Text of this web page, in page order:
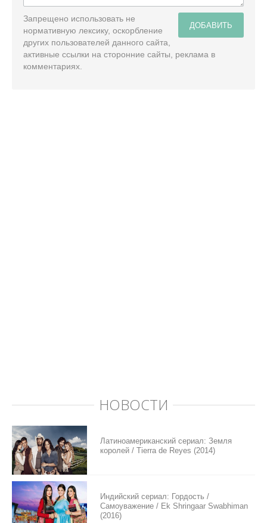
ДОБАВИТЬ
Запрещено использовать не
нормативную лексику, оскорбление
других пользователей данного сайта,
активные ссылки на сторонние сайты, реклама в
комментариях.
НОВОСТИ
Латиноамериканский сериал: Земля
королей / Tierra de Reyes (2014)
Индийский сериал: Гордость /
Самоуважение / Ek Shringaar Swabhiman
(2016)